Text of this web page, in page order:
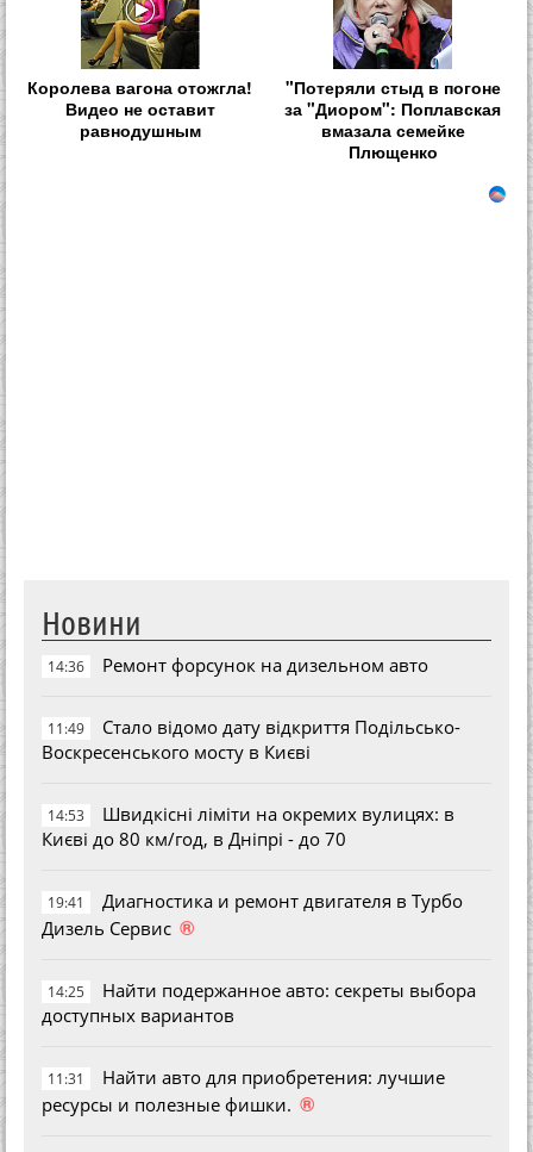
Королева вагона отожгла!
Видео не оставит
равнодушным
"Потеряли стыд в погоне
за "Диором": Поплавская
вмазала семейке
Плющенко
Новини
14:36 Ремонт форсунок на дизельном авто
11:49
Стало відомо дату відкриття Подільсько-
Воскресенського мосту в Києві
14:53
Швидкісні ліміти на окремих вулицях: в
Києві до 80 км/год, в Дніпрі - до 70
19:41
Диагностика и ремонт двигателя в Турбо
Дизель Сервис ®
14:25
Найти подержанное авто: секреты выбора
доступных вариантов
11:31
Найти авто для приобретения: лучшие
ресурсы и полезные фишки. ®